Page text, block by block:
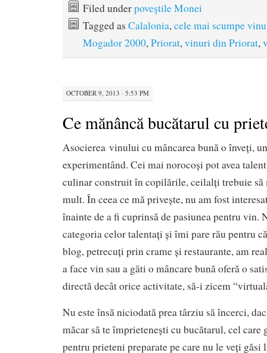
Filed underpoveştile Monei
Tagged as Calalonia,cele mai scumpe
Mogador 2000,Priorat,vinuri din Priorat,
OCTOBER 9, 2013 · 5:53 PM
Ce mănâncă bucătarul cu
Asocierea vinului cu mâncarea bună o înveți,
experimentând. Cei mai norocoși pot avea
culinar construit în copilările, ceilalți trebuie să
mult. În ceea ce mă privește, nu am fost
înainte de a fi cuprinsă de pasiunea pentru vin.
categoria celor talentați și îmi pare rău pentru
blog, petrecuți prin crame și restaurante, am
a face vin sau a găti o mâncare bună oferă o
directă decât orice activitate, să-i zicem
Nu este însă niciodată prea târziu să încerci,
măcar să te împrietenești cu bucătarul, cel care
pentru prieteni preparate pe care nu le veți găsi